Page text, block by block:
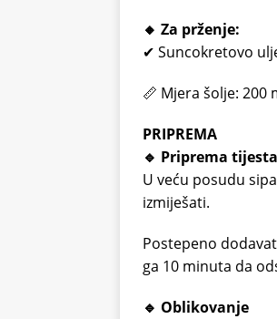
🔸 Za prženje:
✔ Suncokretovo
📏 Mjera šolje: 200
PRIPREMA
🔹 Priprema tijesta
U veću posudu
izmiješati.
Postepeno
ga 10 minuta da
🔹 Oblikovanje